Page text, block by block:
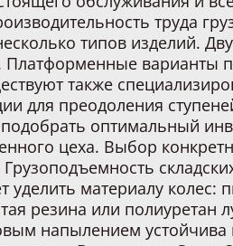
труда
типов изделий.
Платформенные варианты
также
для преодоления
оптимальный
цеха. Выбор
уделить материалу колес:
резина или полиуретан
напылением устойчива